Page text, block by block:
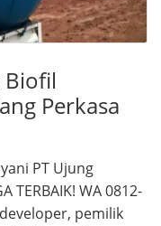
Biofil
Perkasa
PT Ujung
TERBAIK! WA 0812-
pemilik